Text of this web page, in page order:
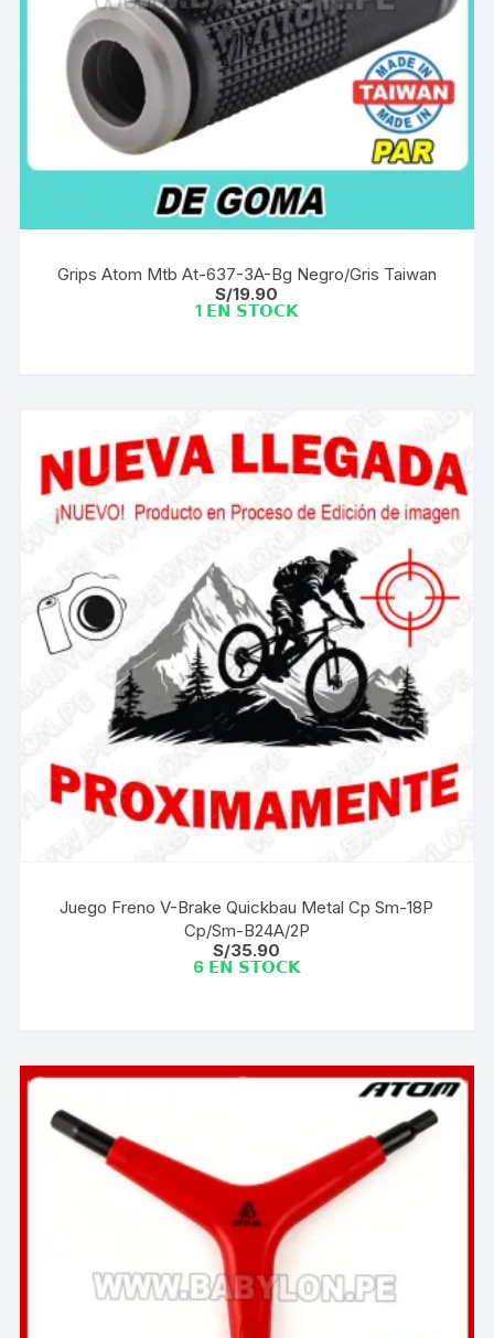
Grips Atom Mtb At-637-3A-Bg Negro/Gris Taiwan
S/19.90
1 𝗘𝗡 𝗦𝗧𝗢𝗖𝗞
Juego Freno V-Brake Quickbau Metal Cp Sm-18P
Cp/Sm-B24A/2P
S/35.90
6 𝗘𝗡 𝗦𝗧𝗢𝗖𝗞